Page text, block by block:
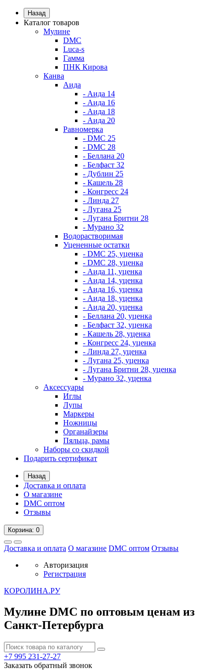
Назад
Каталог товаров
Мулине
DMC
Luca-s
Гамма
ПНК Кирова
Канва
Аида
- Аида 14
- Аида 16
- Аида 18
- Аида 20
Равномерка
- DMC 25
- DMC 28
- Беллана 20
- Белфаст 32
- Дублин 25
- Кашель 28
- Конгресс 24
- Линда 27
- Лугана 25
- Лугана Бритни 28
- Мурано 32
Водорастворимая
Уцененные остатки
- DMC 25, уценка
- DMC 28, уценка
- Аида 11, уценка
- Аида 14, уценка
- Аида 16, уценка
- Аида 18, уценка
- Аида 20, уценка
- Беллана 20, уценка
- Белфаст 32, уценка
- Кашель 28, уценка
- Конгресс 24, уценка
- Линда 27, уценка
- Лугана 25, уценка
- Лугана Бритни 28, уценка
- Мурано 32, уценка
Аксессуары
Иглы
Лупы
Маркеры
Ножницы
Органайзеры
Пяльца, рамы
Наборы со скидкой
Подарить сертификат
Назад
Доставка и оплата
О магазине
DMC оптом
Отзывы
Корзина: 0
Доставка и оплата О магазине DMC оптом Отзывы
Авторизация
Регистрация
КОРОЛИНА.РУ
Мулине DMC по оптовым ценам из
Санкт-Петербурга
+7 995 231-27-27
Заказать обратный звонок